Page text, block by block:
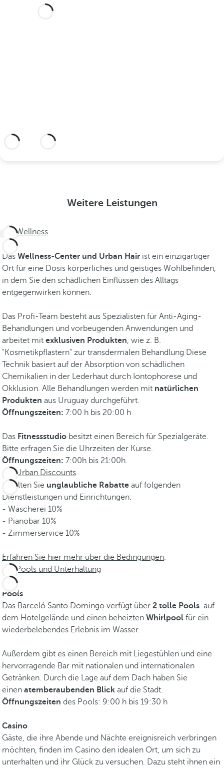
Möchten Sie Ihre Hochzeit in
Weitere Leistungen
Wellness
Das Wellness-Center und Urban Hair ist ein einzigartiger
Ort für eine Dosis körperliches und geistiges Wohlbefinden,
in dem Sie den schädlichen Einflüssen des Alltags
entgegenwirken können.
Das Profi-Team besteht aus Spezialisten für Anti-Aging-
Behandlungen und vorbeugenden Anwendungen und
arbeitet mit exklusiven Produkten, wie z. B.
"Kosmetikpflastern" zur transdermalen Behandlung Diese
Technik basiert auf der Absorption von schädlichen
Chemikalien in der Lederhaut durch Iontophorese und
Okklusion. Alle Behandlungen werden mit natürlichen
Produkten aus Uruguay durchgeführt.
Öffnungszeiten: 7:00 h bis 20:00 h
Das Fitnessstudio besitzt einen Bereich für Spezialgeräte.
Bitte erfragen Sie die Uhrzeiten der Kurse.
Öffnungszeiten: 7:00h bis 21:00h.
Urban Discounts
Erhalten Sie unglaubliche Rabatte auf folgenden
Dienstleistungen und Einrichtungen:
- Wäscherei 10%
- Pianobar 10%
- Zimmerservice 10%
Erfahren Sie hier mehr über die Bedingungen.
Pools und Unterhaltung
Pools
Das Barceló Santo Domingo verfügt über 2 tolle Pools auf
dem Hotelgelände und einen beheizten Whirlpool für ein
wiederbelebendes Erlebnis im Wasser.
Außerdem gibt es einen Bereich mit Liegestühlen und eine
hervorragende Bar mit nationalen und internationalen
Getränken. Durch die Lage auf dem Dach haben Sie
einen atemberaubenden Blick auf die Stadt.
Öffnungszeiten des Pools: 9:00 h bis 19:30 h
Casino
Gäste, die ihre Abende und Nächte ereignisreich verbringen
möchten, finden im Casino den idealen Ort, um sich zu
unterhalten und ihr Glück zu versuchen. Dazu steht ihnen ein